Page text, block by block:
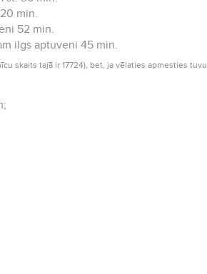
min.
52 min.
ilgs aptuveni 45 min.
skaits tajā ir 17724), bet, ja vēlaties apmesties tuvu